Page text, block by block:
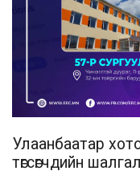
Улаанбаатар
төгсөгчдийн